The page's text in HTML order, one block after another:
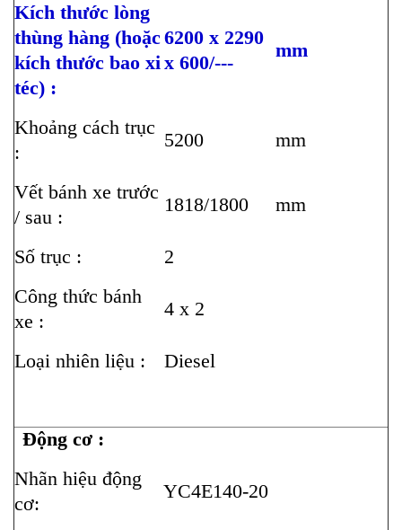
Kích thước lòng
thùng hàng (hoặc
kích thước bao xi
téc) :
6200 x 2290
x 600/---
mm
Khoảng cách trục
:
5200 mm
Vết bánh xe trước
/ sau :
1818/1800 mm
Số trục :
2
Công thức bánh
xe :
4 x 2
Loại nhiên liệu : Diesel
Động cơ :
Nhãn hiệu động
cơ:
YC4E140-20